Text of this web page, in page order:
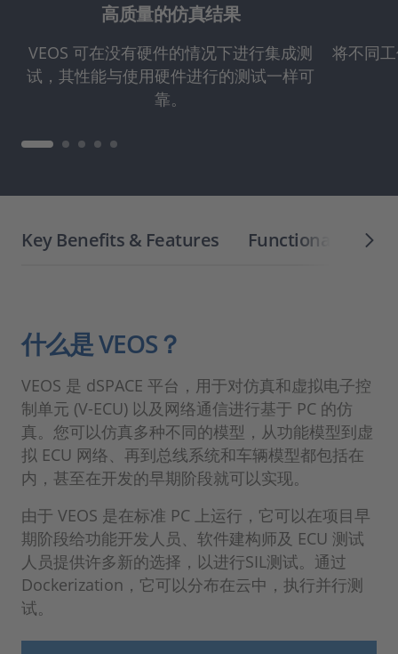
高质量的仿真结果
VEOS 可在没有硬件的情况下进行集成测
试，其性能与使用硬件进行的测试一样可
靠。
将不同
Key Benefits & Features Functionality
什么是 VEOS？
VEOS 是 dSPACE 平台，用于对仿真和虚拟电子控
制单元 (V-ECU) 以及网络通信进行基于 PC 的仿
真。您可以仿真多种不同的模型，从功能模型到虚
拟 ECU 网络、再到总线系统和车辆模型都包括在
内，甚至在开发的早期阶段就可以实现。
由于 VEOS 是在标准 PC 上运行，它可以在项目早
期阶段给功能开发人员、软件建构师及 ECU 测试
人员提供许多新的选择，以进行SIL测试。通过
Dockerization，它可以分布在云中，执行并行测
试。